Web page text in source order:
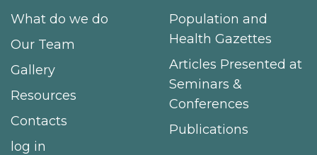
What do we do
Our Team
Gallery
Resources
Contacts
log in
Population and
Health Gazettes
Articles Presented at
Seminars &
Conferences
Publications